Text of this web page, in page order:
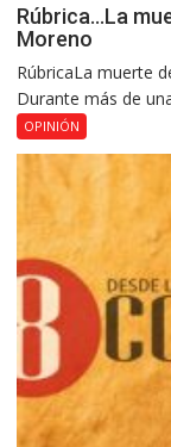
Rúbrica…La
Moreno
RúbricaLa muerte
Durante más de
OPINIÓN